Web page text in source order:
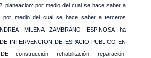
por medio del cual se hace saber a
por medio del cual se hace saber a terceros
MILENA ZAMBRANO ESPINOSA ha
INTERVENCION DE ESPACIO PUBLICO EN
construcción, rehabilitación, reparación,